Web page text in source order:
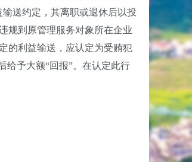
送约定，其离职或退休后以投
规到原管理服务对象所在企业
的利益输送，应认定为受贿犯
给予大额“回报”。在认定此行